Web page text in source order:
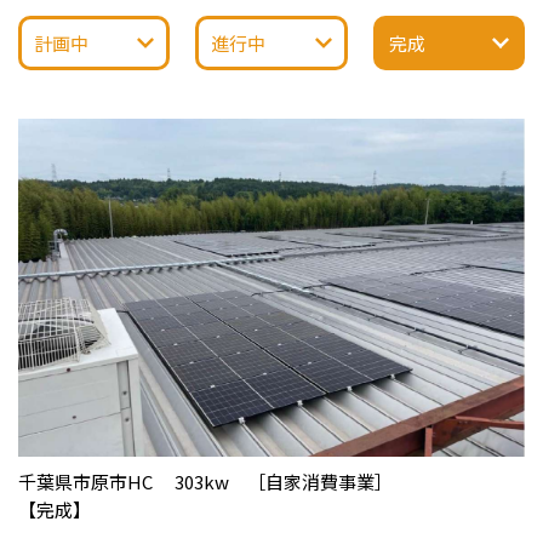
完成
進行中
計画中
千葉県市原市HC 303kw ［自家消費事業］
【完成】